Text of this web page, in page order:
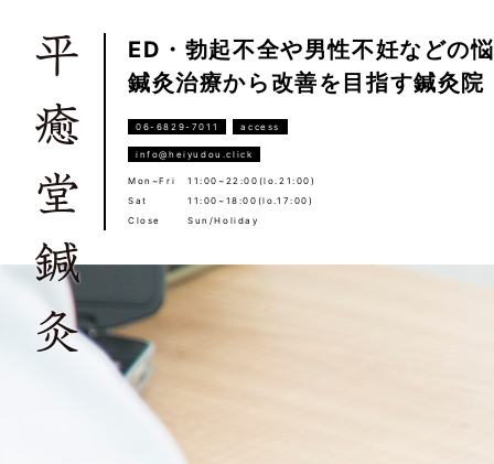
ED・勃起不全や男性不妊などの
鍼灸治療から改善を目指す鍼灸院
06-6829-7011 access
info@heiyudou.click
Mon~Fri
11:00~22:00(lo.21:00)
Sat
11:00~18:00(lo.17:00)
Close
Sun/Holiday